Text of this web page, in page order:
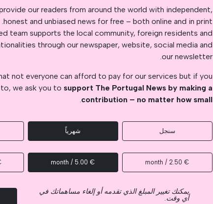
our readers from around the world with independent,
honest and unbiased news for free – both online and in print.
team supports the local community, foreign residents and
through our newspaper, website, social media and
our newsletter.
not everyone can afford to pay for our services but if you
to, we ask you to support The Portugal News by making a
contribution – no matter how small
.
سنجل شهرياً
€ 2.50 / month
€ 5.00 / month
يمكنك تغيير المبلغ الذي تقدمه أو إلغاء مساهماتك في
أي وقت.